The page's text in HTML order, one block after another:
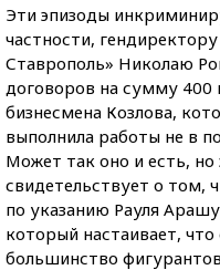
Эти эпизоды
частности,
Ставрополь» Николаю
договоров на сумму
бизнесмена Козлова,
выполнила работы не в
Может так оно и есть,
свидетельствует о том,
по указанию Рауля
который настаивает, что
большинство